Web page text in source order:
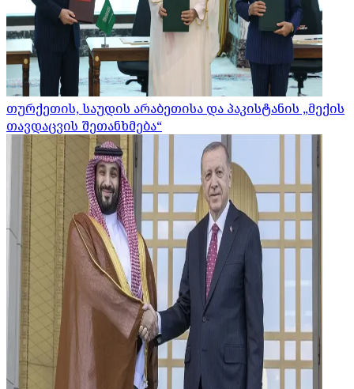
თურქეთის, საუდის არაბეთისა და პაკისტანის „მექის
თავდაცვის შეთანხმება“